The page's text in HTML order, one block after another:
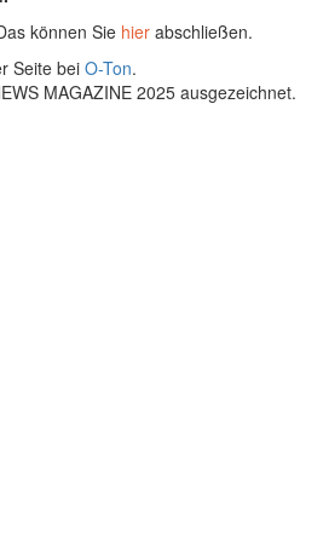
können Sie hier abschließen.
Seite bei O-Ton.
MAGAZINE 2025 ausgezeichnet.